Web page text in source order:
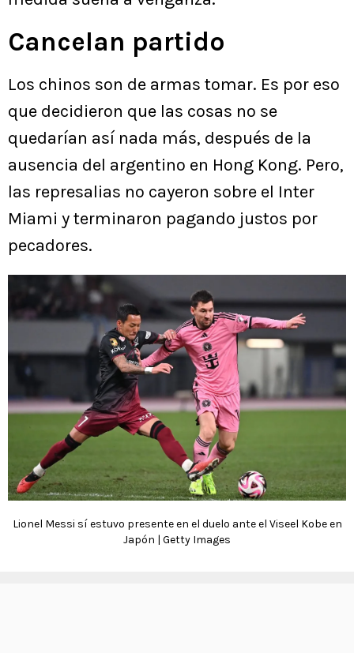
Cancelan partido
Los chinos son de armas tomar. Es por eso
que decidieron que las cosas no se
quedarían así nada más, después de la
ausencia del argentino en Hong Kong. Pero,
las represalias no cayeron sobre el Inter
Miami y terminaron pagando justos por
pecadores.
Lionel Messi sí estuvo presente en el duelo ante el Viseel Kobe en
Japón | Getty Images